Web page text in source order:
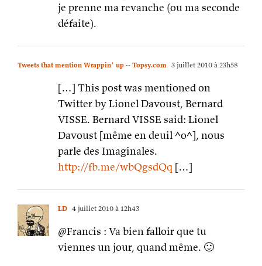
je prenne ma revanche (ou ma seconde
défaite).
Tweets that mention Wrappin’ up -- Topsy.com 3 juillet 2010 à 23h58
[…] This post was mentioned on
Twitter by Lionel Davoust, Bernard
VISSE. Bernard VISSE said: Lionel
Davoust [même en deuil ^o^], nous
parle des Imaginales.
http://fb.me/wbQgsdQq […]
LD 4 juillet 2010 à 12h43
@Francis : Va bien falloir que tu
viennes un jour, quand même. 🙂